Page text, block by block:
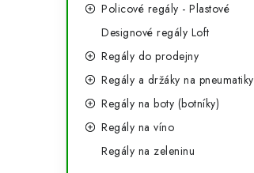
Policové regály - Plastové
Designové regály Loft
Regály do prodejny
Regály a držáky na pneumatiky
Regály na boty (botníky)
Regály na víno
Regály na zeleninu